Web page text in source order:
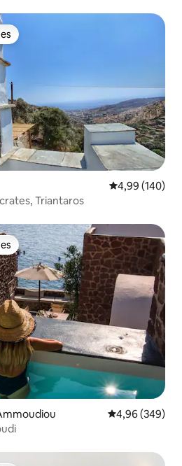
dos hóspedes
4,99 de uma
4,99 (140)
Triantaros
dos hóspedes
4,96 de uma
4,96 (349)